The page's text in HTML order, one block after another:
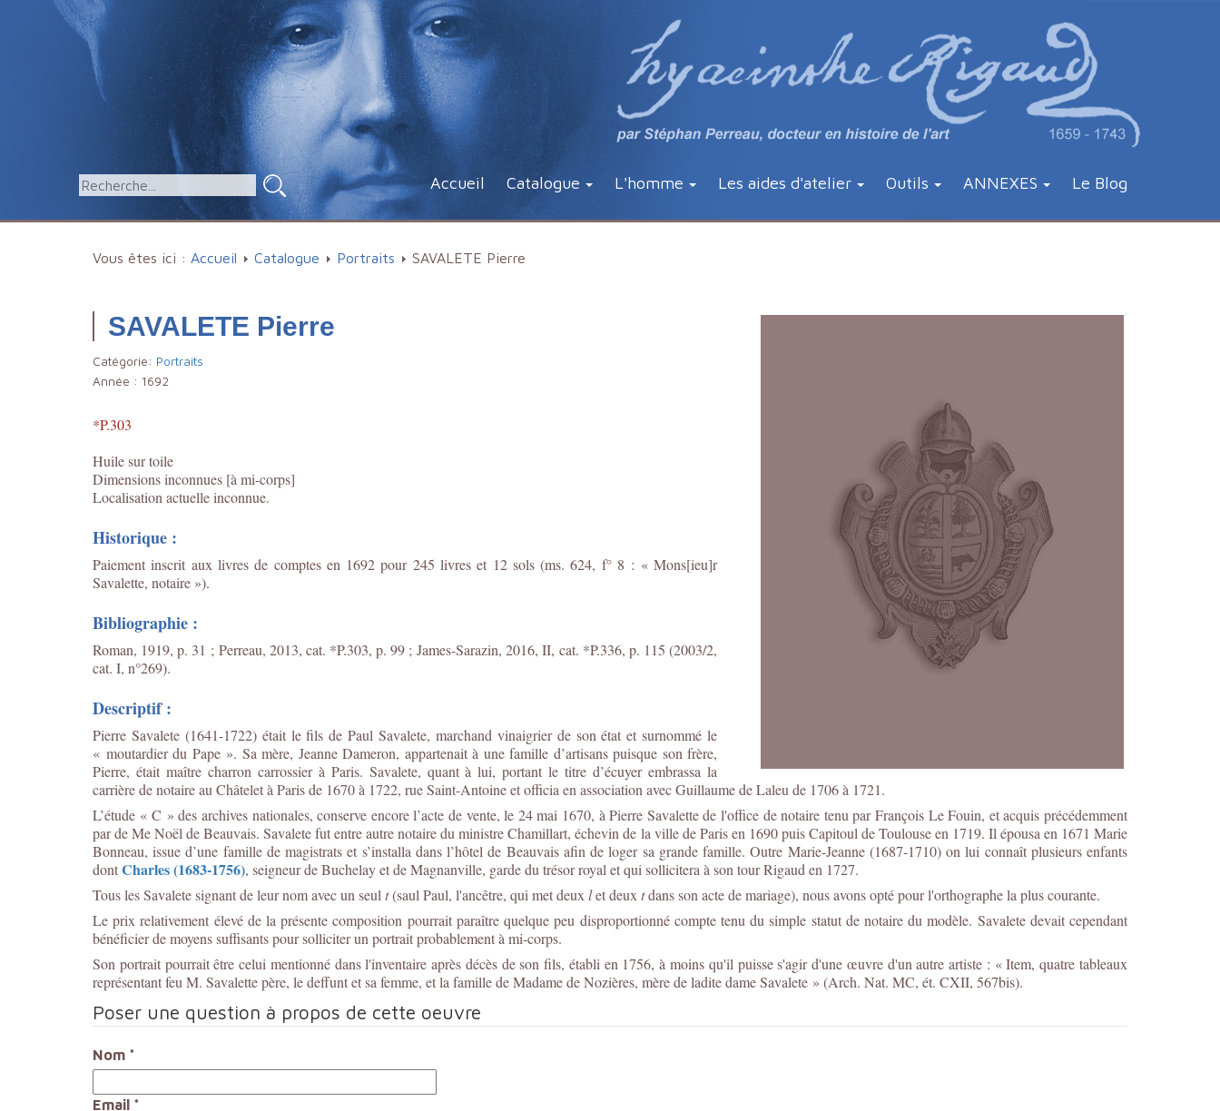
Accueil Catalogue L'homme Les aides d'atelier Outils ANNEXES Le Blog
Vous êtes ici : Accueil Catalogue Portraits SAVALETE Pierre
SAVALETE Pierre
Catégorie: Portraits
Année : 1692
*P.303
Huile sur toile
Dimensions inconnues [à mi-corps]
Localisation actuelle inconnue.
Historique :
Paiement inscrit aux livres de comptes en 1692 pour 245 livres et 12 sols (ms. 624, f° 8 : « Mons[ieu]r
Savalette, notaire »).
Bibliographie :
Roman, 1919, p. 31 ; Perreau, 2013, cat. *P.303, p. 99 ;James-Sarazin, 2016, II, cat. *P.336, p. 115 (2003/2,
cat. I, n°269).
Descriptif :
Pierre Savalete (1641-1722) était le fils de Paul Savalete, marchand vinaigrier de son état et surnommé le
« moutardier du Pape ». Sa mère, Jeanne Dameron, appartenait à une famille d’artisans puisque son frère,
Pierre, était maître charron carrossier à Paris. Savalete, quant à lui, portant le titre d’écuyer embrassa la
carrière de notaire au Châtelet à Paris de 1670 à 1722, rue Saint-Antoine et officia en association avec Guillaume de Laleu de 1706 à 1721.
L’étude « C » des archives nationales, conserve encore l’acte de vente, le 24 mai 1670, à Pierre Savalette de l'office de notaire tenu par François Le Fouin, et acquis précédemment
par de Me Noël de Beauvais. Savalete fut entre autre notaire du ministre Chamillart, échevin de la ville de Paris en 1690 puis Capitoul de Toulouse en 1719. Il épousa en 1671 Marie
Bonneau, issue d’une famille de magistrats et s’installa dans l’hôtel de Beauvais afin de loger sa grande famille. Outre Marie-Jeanne (1687-1710) on lui connaît plusieurs enfants
dontCharles (1683-1756), seigneur de Buchelay et de Magnanville, garde du trésor royal et qui sollicitera à son tour Rigaud en 1727.
Tous les Savalete signant de leur nom avec un seul t(saul Paul, l'ancêtre, qui met deux let deux tdans son acte de mariage), nous avons opté pour l'orthographe la plus courante.
Le prix relativement élevé de la présente composition pourrait paraître quelque peu disproportionné compte tenu du simple statut de notaire du modèle. Savalete devait cependant
bénéficier de moyens suffisants pour solliciter un portrait probablement à mi-corps.
Son portrait pourrait être celui mentionné dans l'inventaire après décès de son fils, établi en 1756, à moins qu'il puisse s'agir d'une œuvre d'un autre artiste : « Item, quatre tableaux
représentant feu M. Savalette père, le deffunt et sa femme, et la famille de Madame de Nozières, mère de ladite dame Savalete » (Arch. Nat. MC, ét. CXII, 567bis).
Poser une question à propos de cette oeuvre
Nom *
Email *